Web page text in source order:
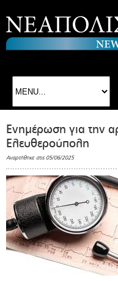
Ενημέρωση για την
Ελευθερούπολη
Αναρτήθηκε στις 05/06/2025